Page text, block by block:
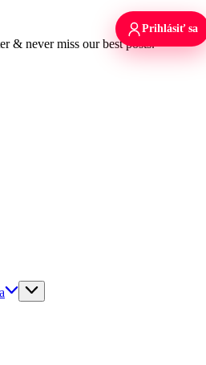
& never miss our best posts.
Prihlásiť sa